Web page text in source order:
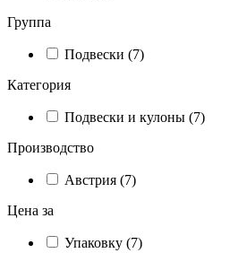
Группа
Подвески (7)
Категория
Подвески и кулоны (7)
Производство
Австрия (7)
Цена за
Упаковку (7)